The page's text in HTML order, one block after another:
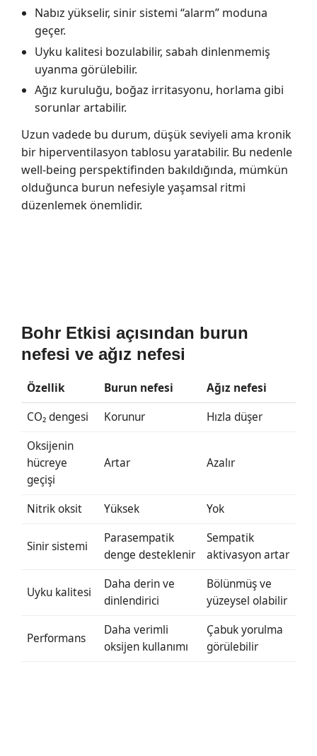
Nabız yükselir, sinir sistemi “alarm” moduna
geçer.
Uyku kalitesi bozulabilir, sabah dinlenmemiş
uyanma görülebilir.
Ağız kuruluğu, boğaz irritasyonu, horlama gibi
sorunlar artabilir.
Uzun vadede bu durum, düşük seviyeli ama kronik
bir hiperventilasyon tablosu yaratabilir. Bu nedenle
well-being perspektifinden bakıldığında, mümkün
olduğunca burun nefesiyle yaşamsal ritmi
düzenlemek önemlidir.
Bohr Etkisi açısından burun
nefesi ve ağız nefesi
Özellik Burun nefesi
Ağız nefesi
CO₂ dengesi
Korunur
Hızla düşer
Oksijenin
hücreye
geçişi
Artar Azalır
Nitrik oksit Yüksek Yok
Sinir sistemi
Parasempatik
denge desteklenir
Sempatik
aktivasyon artar
Uyku kalitesi
Daha derin ve
dinlendirici
Bölünmüş ve
yüzeysel olabilir
Performans
Daha verimli
oksijen kullanımı
Çabuk yorulma
görülebilir